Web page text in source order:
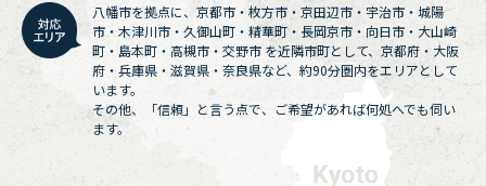
八幡市を拠点に、京都市・枚方市・京田辺市・宇治市・城陽
市・木津川市・久御山町・精華町・長岡京市・向日市・大山崎
町・島本町・高槻市・交野市 を近隣市町として、京都府・大阪
府・兵庫県・滋賀県・奈良県など、約90分圏内をエリアとして
います。
その他、「信頼」と言う点で、ご希望があれば何処へでも伺い
ます。